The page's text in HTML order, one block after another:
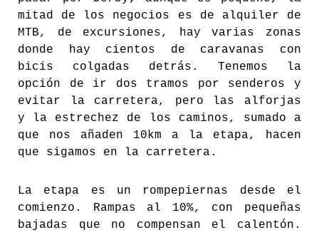
mitad de los negocios es de alquiler de
MTB, de excursiones, hay varias zonas
donde hay cientos de caravanas con
bicis colgadas detrás. Tenemos la
opción de ir dos tramos por senderos y
evitar la carretera, pero las alforjas
y la estrechez de los caminos, sumado a
que nos añaden 10km a la etapa, hacen
que sigamos en la carretera.
La etapa es un rompepiernas desde el
comienzo. Rampas al 10%, con pequeñas
bajadas que no compensan el calentón.